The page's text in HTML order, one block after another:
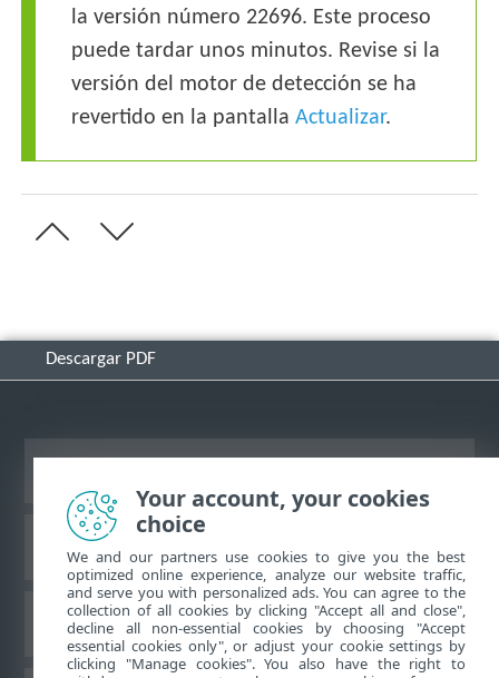
la versión número 22696. Este proceso
puede tardar unos minutos. Revise si la
versión del motor de detección se ha
revertido en la pantallaActualizar.
Descargar PDF
Base de conocimiento de ESET
Foro de ESET
Your account, your cookies
choice
We and our partners use cookies to give you the best
optimized online experience, analyze our website traffic,
and serve you with personalized ads. You can agree to the
collection of all cookies by clicking "Accept all and close",
decline all non-essential cookies by choosing "Accept
essential cookies only", or adjust your cookie settings by
clicking "Manage cookies". You also have the right to